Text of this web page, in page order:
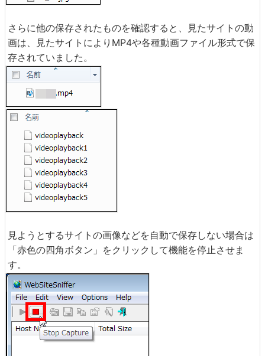
さらに他の保存されたものを確認すると、見たサイトの動
画は、見たサイトによりMP4や各種動画ファイル形式で保
存されていました。
見ようとするサイトの画像などを自動で保存しない場合は
「赤色の四角ボタン」をクリックして機能を停止させま
す。